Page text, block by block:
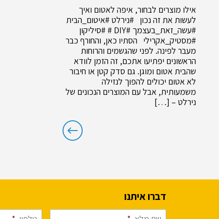
אילו מוצרים לבחור, איפה לאטום ואיך
לעשות את זה נכון #נירלט #איטום_הבית
#עשה_זאת_בעצמך #DIY # #סיליקון
#מסטיק_אקרילי הסתיו כאן, והחורף כבר
מעבר לפינה. לפני שהגשמים והרוחות
הראשונים יפתיעו אתכם, זה הזמן לוודא
שהבית אטום ומוגן. גם סדק קטן או חיבור
לא אטום יכולים להפוך לנזילה
משמעותית, אבל עם המוצרים הנכונים של
נירלט – […]
דברו איתנו